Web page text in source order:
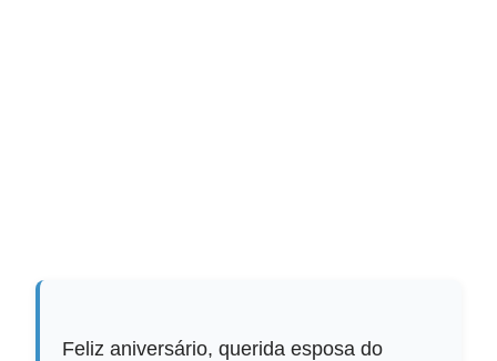
Feliz aniversário, querida esposa do